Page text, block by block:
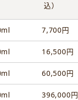
込）
7,700円
16,500円
60,500円
396,000円